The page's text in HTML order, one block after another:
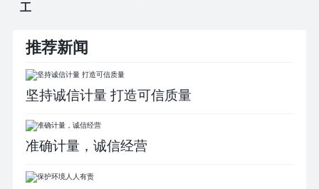
工
推荐新闻
坚持诚信计量 打造可信质量
准确计量，诚信经营